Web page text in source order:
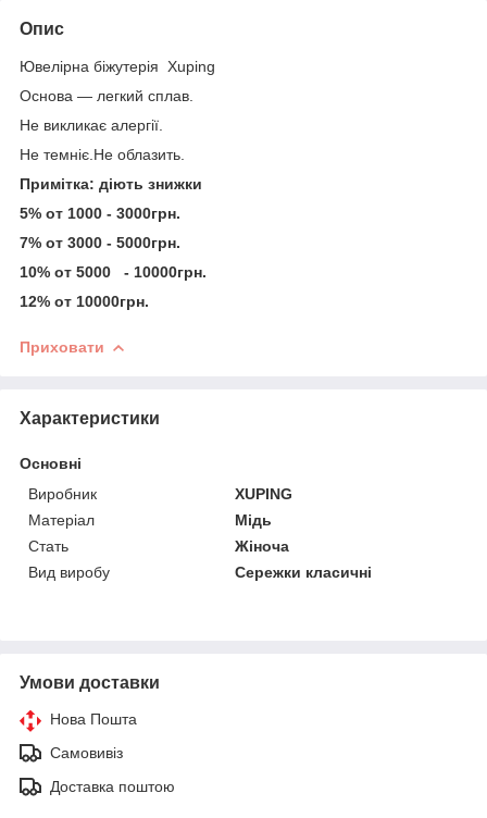
Опис
Ювелірна біжутерія Xuping
Основа — легкий сплав.
Не викликає алергії.
Не темніє.Не облазить.
Примітка: діють знижки
5% от 1000 - 3000грн.
7% от 3000 - 5000грн.
10% от 5000 - 10000грн.
12% от 10000грн.
Приховати
Характеристики
Основні
Виробник
XUPING
Матеріал
Мідь
Стать
Жіноча
Вид виробу
Сережки класичні
Умови доставки
Нова Пошта
Самовивіз
Доставка поштою